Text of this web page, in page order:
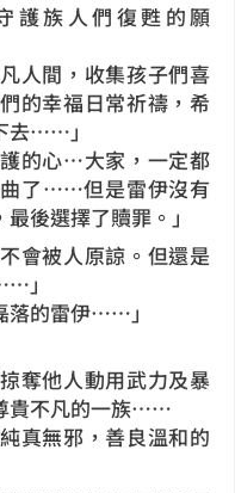
護族人們復甦的願
人間，收集孩子們喜
的幸福日常祈禱，希
去……」
護的心…大家，一定都
了……但是雷伊沒有
後選擇了贖罪。」
會被人原諒。但還是
」
落的雷伊……」
奪他人動用武力及暴
貴不凡的一族……
真無邪，善良溫和的